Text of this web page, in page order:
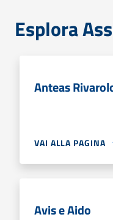
Esplora
Anteas
VAI ALLA PAGINA
Avis e Aido